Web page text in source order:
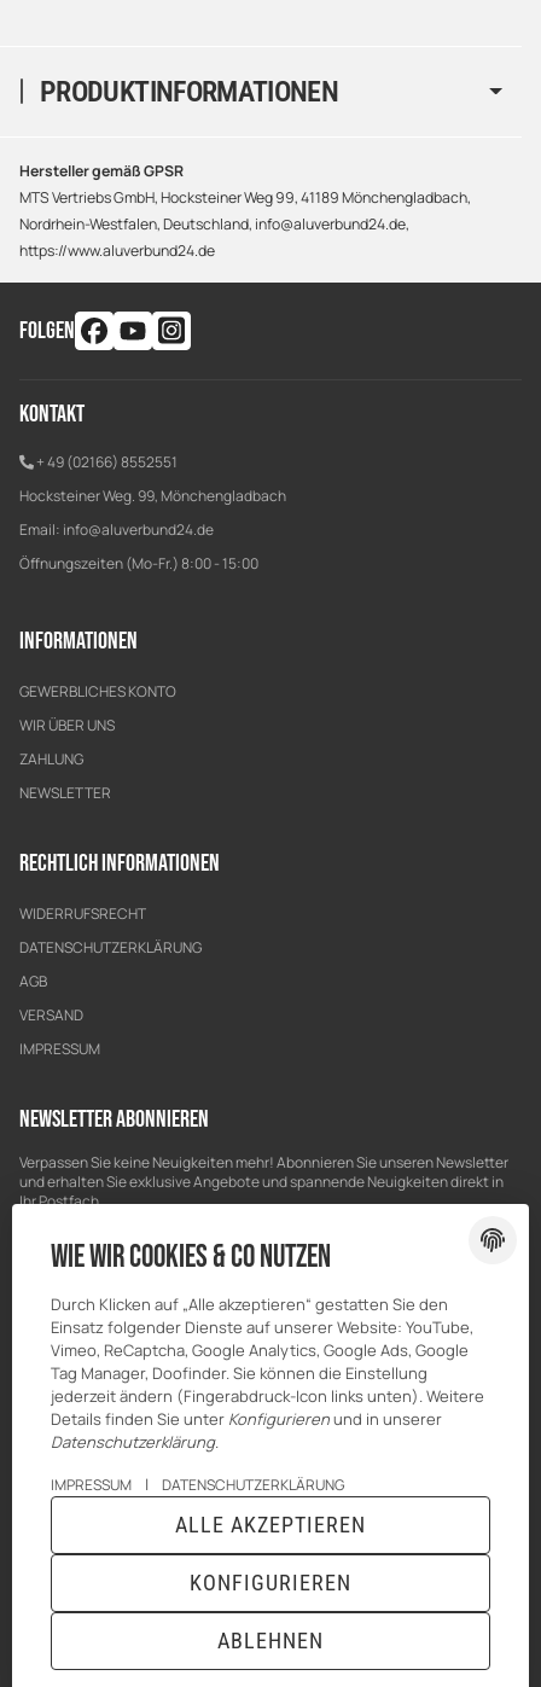
PRODUKTINFORMATIONEN
Hersteller gemäß GPSR
MTS Vertriebs GmbH, Hocksteiner Weg 99, 41189 Mönchengladbach,
Nordrhein-Westfalen, Deutschland, info@aluverbund24.de,
https://www.aluverbund24.de
FOLGEN
Kontakt
+ 49 (02166) 8552551
Hocksteiner Weg. 99, Mönchengladbach
Email: info@aluverbund24.de
Öffnungszeiten (Mo-Fr.) 8:00 - 15:00
Informationen
GEWERBLICHES KONTO
WIR ÜBER UNS
ZAHLUNG
NEWSLETTER
Rechtlich Informationen
WIDERRUFSRECHT
DATENSCHUTZERKLÄRUNG
AGB
VERSAND
IMPRESSUM
Newsletter Abonnieren
Verpassen Sie keine Neuigkeiten mehr! Abonnieren Sie unseren Newsletter
und erhalten Sie exklusive Angebote und spannende Neuigkeiten direkt in
Ihr Postfach.
regelmäßig
und jederzeit widerruflich Informationen zu Ihrem Produktsortiment per E-
Mail zu.
E-Mail-Adresse
ABONNIEREN
* Alle Preise inkl. gesetzlicher USt., zzgl.Versand
TECHNIK JTL-Shop Template
ANMELDEN MENÜ WARENKORB
Wie wir Cookies & Co nutzen
Durch Klicken auf „Alle akzeptieren“ gestatten Sie den
Einsatz folgender Dienste auf unserer Website: YouTube,
Vimeo, ReCaptcha, Google Analytics, Google Ads, Google
Tag Manager, Doofinder. Sie können die Einstellung
jederzeit ändern (Fingerabdruck-Icon links unten). Weitere
Details finden Sie unter Konfigurierenund in unserer
Datenschutzerklärung.
IMPRESSUM | DATENSCHUTZERKLÄRUNG
ABLEHNEN
KONFIGURIEREN
ALLE AKZEPTIEREN